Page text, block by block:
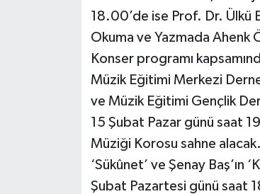
18.00’de ise Prof. Dr. Ülkü
Okuma ve Yazmada Ahenk
Konser programı
Müzik Eğitimi Merkezi
ve Müzik Eğitimi Gençlik
15 Şubat Pazar günü saat
Müziği Korosu sahne
‘Sükûnet’ ve Şenay Baş’ın
Şubat Pazartesi günü saat